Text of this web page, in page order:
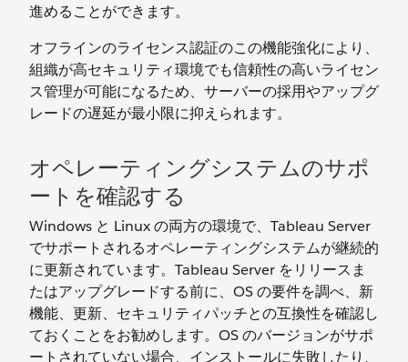
進めることができます。
オフラインのライセンス認証のこの機能強化により、
組織が高セキュリティ環境でも信頼性の高いライセン
ス管理が可能になるため、サーバーの採用やアップグ
レードの遅延が最小限に抑えられます。
オペレーティングシステムのサポ
ートを確認する
Windows と Linux の両方の環境で、Tableau Server
でサポートされるオペレーティングシステムが継続的
に更新されています。Tableau Server をリリースま
たはアップグレードする前に、OS の要件を調べ、新
機能、更新、セキュリティパッチとの互換性を確認し
ておくことをお勧めします。OS のバージョンがサポ
ートされていない場合、インストールに失敗したり、